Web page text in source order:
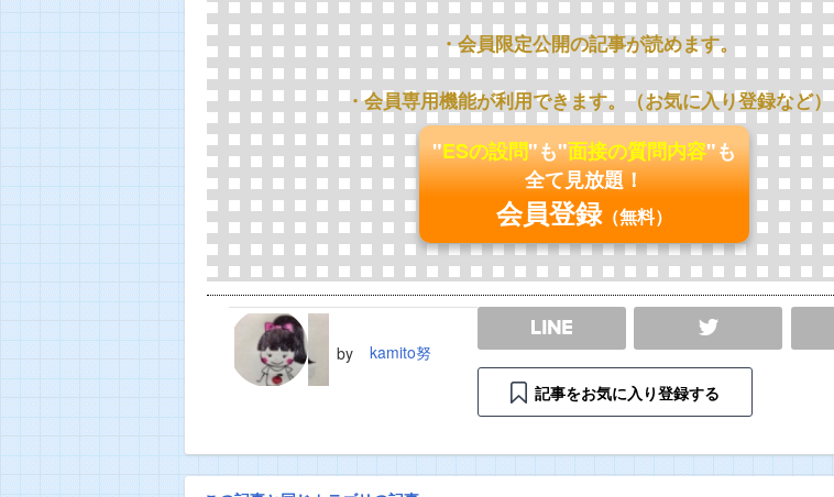
・会員限定公開の記事が読めます。
・会員専用機能が利用できます。（お気に入り登録など）
"ESの設問"も"面接の質問内容"も
全て見放題！
会員登録（無料）
by kamito努
LINE SHARE
記事をお気に入り登録する